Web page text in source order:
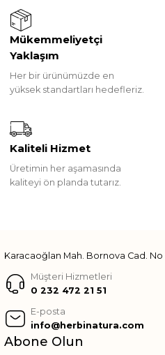
Mükemmeliyetçi
Yaklaşım
Her bir ürünümüzde en
yüksek standartları hedefleriz.
Kaliteli Hizmet
Üretimin her aşamasında
kaliteyi ön planda tutarız.
Karacaoğlan Mah. Bornova Cad. No
Müşteri Hizmetleri
0 232 472 21 51
E-posta
info@herbinatura.com
Abone Olun